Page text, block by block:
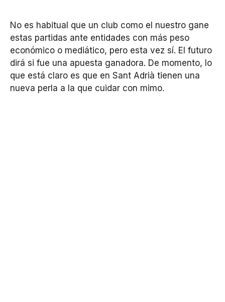
No es habitual que un club como el nuestro gane
estas partidas ante entidades con más peso
económico o mediático, pero esta vez sí. El futuro
dirá si fue una apuesta ganadora. De momento, lo
que está claro es que en Sant Adrià tienen una
nueva perla a la que cuidar con mimo.